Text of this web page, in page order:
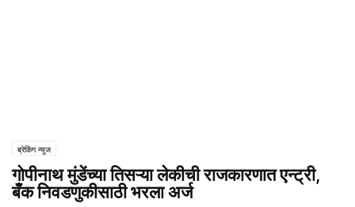
ब्रेकिंग न्यूज
गोपीनाथ मुंडेंच्या तिसऱ्या लेकीची राजकारणात एन्ट्री,
बँक निवडणुकीसाठी भरला अर्ज